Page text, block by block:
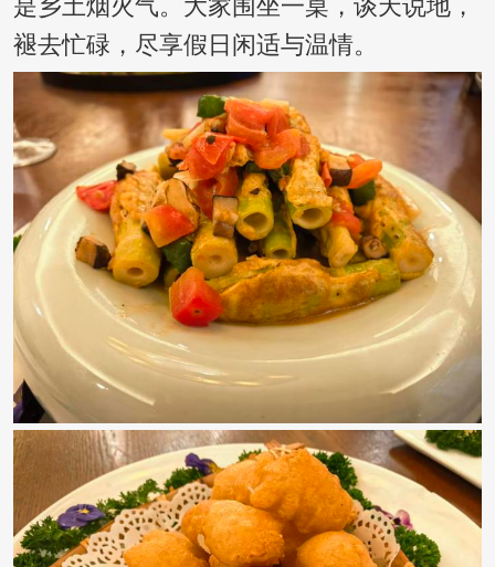
是乡土烟火气。大家围坐一桌，谈天说地，
褪去忙碌，尽享假日闲适与温情。